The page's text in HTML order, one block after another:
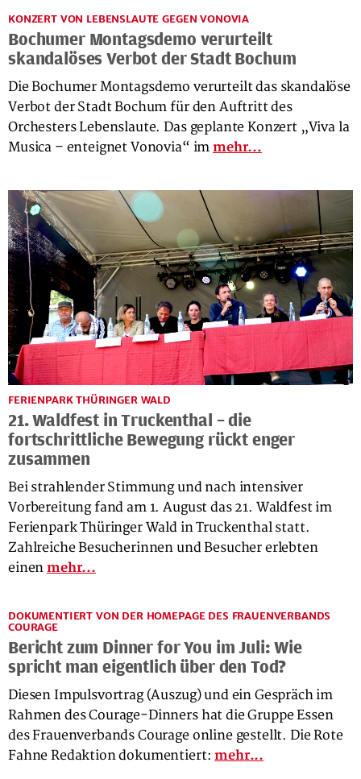
KONZERT VON LEBENSLAUTE GEGEN VONOVIA
Bochumer Montagsdemo verurteilt
skandalöses Verbot der Stadt Bochum
Die Bochumer Montagsdemo verurteilt das skandalöse
Verbot der Stadt Bochum für den Auftritt des
Orchesters Lebenslaute. Das geplante Konzert „Viva la
Musica – enteignet Vonovia“ immehr...
FERIENPARK THÜRINGER WALD
21. Waldfest in Truckenthal – die
fortschrittliche Bewegung rückt enger
zusammen
Bei strahlender Stimmung und nach intensiver
Vorbereitung fand am 1. August das 21. Waldfest im
Ferienpark Thüringer Wald in Truckenthal statt.
Zahlreiche Besucherinnen und Besucher erlebten
einenmehr...
DOKUMENTIERT VON DER HOMEPAGE DES FRAUENVERBANDS
COURAGE
Bericht zum Dinner for You im Juli: Wie
spricht man eigentlich über den Tod?
Diesen Impulsvortrag (Auszug) und ein Gespräch im
Rahmen des Courage-Dinners hat die Gruppe Essen
des Frauenverbands Courage online gestellt. Die Rote
Fahne Redaktion dokumentiert:mehr...